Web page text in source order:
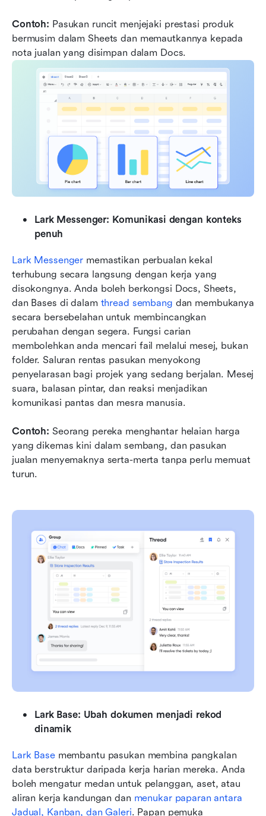
Contoh: Pasukan runcit menjejaki prestasi produk
bermusim dalam Sheets dan memautkannya kepada
nota jualan yang disimpan dalam Docs.
Lark Messenger: Komunikasi dengan konteks
penuh
Lark Messenger memastikan perbualan kekal
terhubung secara langsung dengan kerja yang
disokongnya. Anda boleh berkongsi Docs, Sheets,
dan Bases di dalam thread sembang dan membukanya
secara bersebelahan untuk membincangkan
perubahan dengan segera. Fungsi carian
membolehkan anda mencari fail melalui mesej, bukan
folder. Saluran rentas pasukan menyokong
penyelarasan bagi projek yang sedang berjalan. Mesej
suara, balasan pintar, dan reaksi menjadikan
komunikasi pantas dan mesra manusia.
Contoh: Seorang pereka menghantar helaian harga
yang dikemas kini dalam sembang, dan pasukan
jualan menyemaknya serta-merta tanpa perlu memuat
turun.
Lark Base: Ubah dokumen menjadi rekod
dinamik
Lark Base membantu pasukan membina pangkalan
data berstruktur daripada kerja harian mereka. Anda
boleh mengatur medan untuk pelanggan, aset, atau
aliran kerja kandungan dan menukar paparan antara
Jadual, Kanban, dan Galeri. Papan pemuka